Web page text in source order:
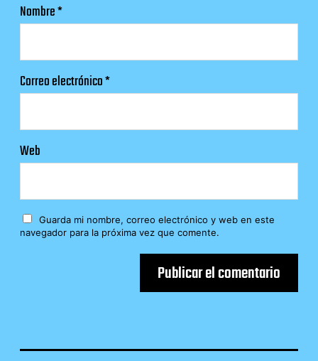
Nombre*
Correo electrónico*
Web
Guarda mi nombre, correo electrónico y web en este
navegador para la próxima vez que comente.